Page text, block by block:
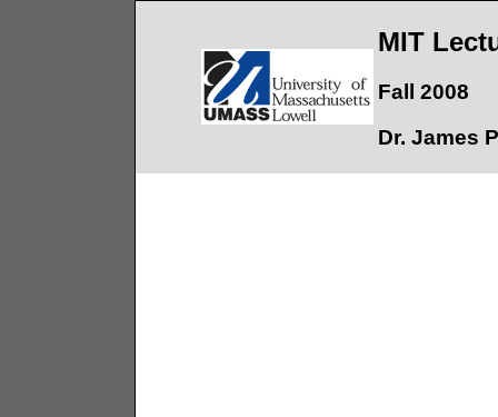
MIT
Fall 2008
Dr. James